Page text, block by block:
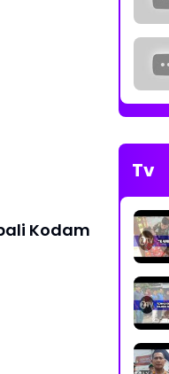
Kodam
Tv